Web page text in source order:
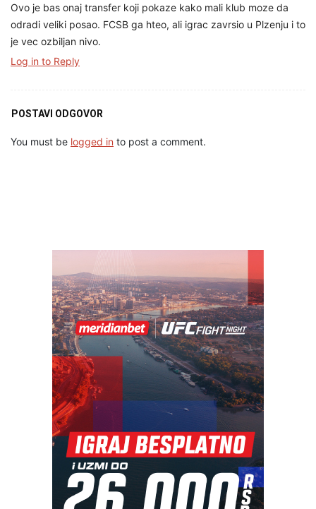
Ovo je bas onaj transfer koji pokaze kako mali klub moze da
odradi veliki posao. FCSB ga hteo, ali igrac zavrsio u Plzenju i to
je vec ozbiljan nivo.
Log in to Reply
POSTAVI ODGOVOR
You must be logged in to post a comment.